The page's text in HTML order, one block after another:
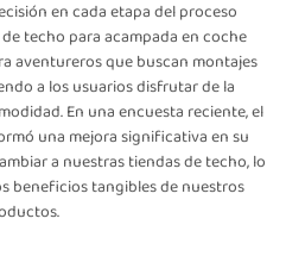
en cada etapa del proceso
techo para acampada en coche
aventureros que buscan montajes
a los usuarios disfrutar de la
En una encuesta reciente, el
una mejora significativa en su
a nuestras tiendas de techo, lo
beneficios tangibles de nuestros